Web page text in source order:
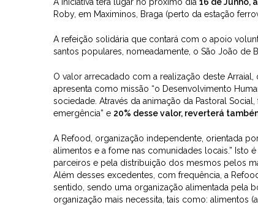
Roby, em Maximinos, Braga (perto da estação
A refeição solidária que contará com o apoio
santos populares, nomeadamente, o São João de
O valor arrecadado com a realização deste
apresenta como missão “o Desenvolvimento
sociedade. Através da animação da Pastoral
emergência” e 20% desse valor, reverterá
A Refood, organização independente, orientada
alimentos e a fome nas comunidades locais.” Isto
parceiros e pela distribuição dos mesmos pelos
Além desses excedentes, com frequência, a
sentido, sendo uma organização alimentada pela
organização mais necessita, tais como: alimentos